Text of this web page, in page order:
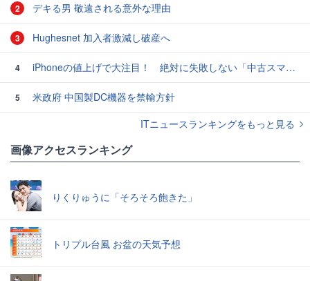
2 デキる男 敬遠される意外な理由
3 Hughesnet 加入者激減し破産へ
4 iPhoneの値上げで大注目！ 絶対に失敗しない「中古スマホ」の売り方＆買い方
5
米政府 中国製DC機器を禁輸方針
ITニュースランキングをもっと見る
画像アクセスランキング
りくりゅうに「そろそろ飽きた」
トリプル台風 お盆の天気予想